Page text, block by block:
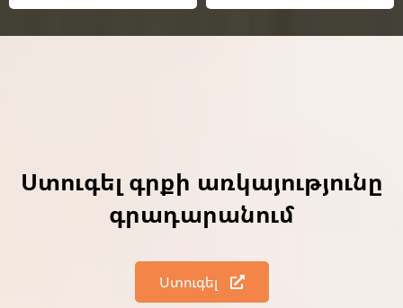
Ստուգել գրքի առկայությունը
գրադարանում
Ստուգել